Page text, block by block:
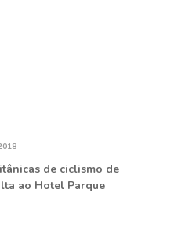
de ciclismo de
ao Hotel Parque